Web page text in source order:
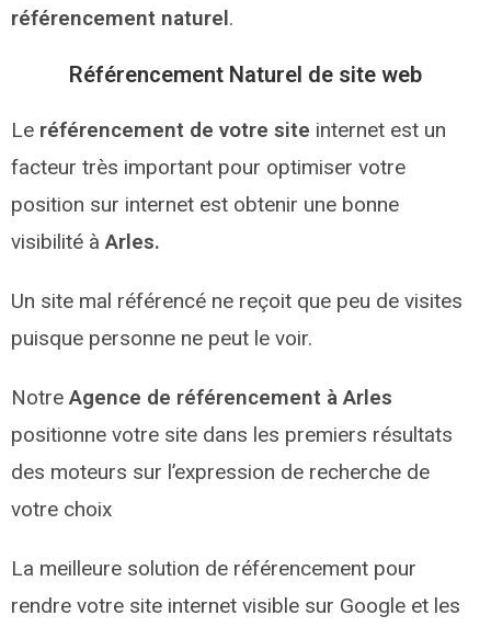
référencement naturel.
Référencement Naturel de site web
Le référencement de votre site internet est un
facteur très important pour optimiser votre
position sur internet est obtenir une bonne
visibilité àArles.
Un site mal référencé ne reçoit que peu de visites
puisque personne ne peut le voir.
NotreAgence de référencement à Arles
positionne votre site dans les premiers résultats
des moteurs sur l’expression de recherche de
votre choix
La meilleure solution de référencement pour
rendre votre site internet visible sur Google et les